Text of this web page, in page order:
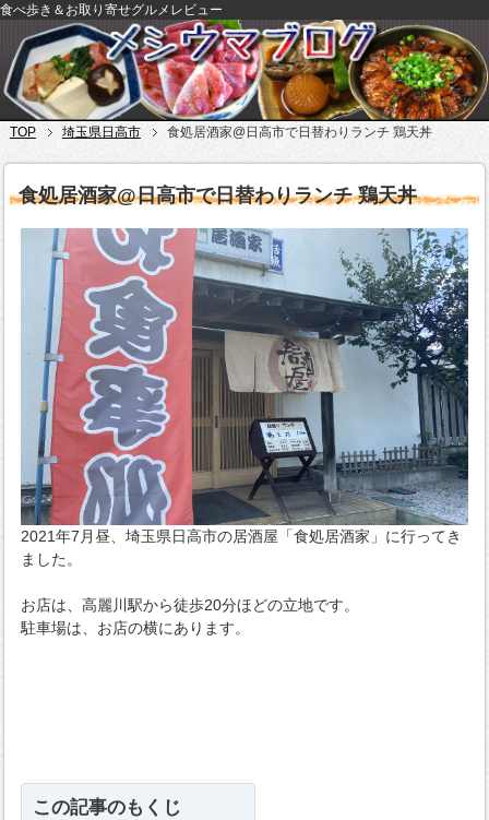
食べ歩き＆お取り寄せグルメレビュー
TOP 埼玉県日高市 食処居酒家@日高市で日替わりランチ 鶏天丼
食処居酒家@日高市で日替わりランチ 鶏天丼
2021年7月昼、埼玉県日高市の居酒屋「食処居酒家」に行ってき
ました。
お店は、高麗川駅から徒歩20分ほどの立地です。
駐車場は、お店の横にあります。
この記事のもくじ